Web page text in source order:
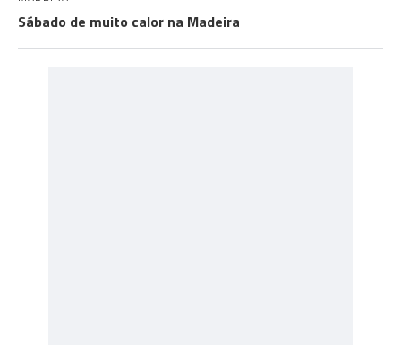
Sábado de muito calor na Madeira